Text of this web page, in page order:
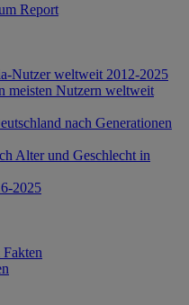
Report
Nutzer weltweit 2012-2025
meisten Nutzern weltweit
nach Generationen
Alter und Geschlecht in
2025